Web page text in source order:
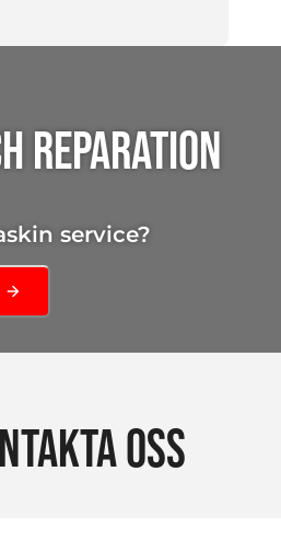
REPARATION
service?
OSS